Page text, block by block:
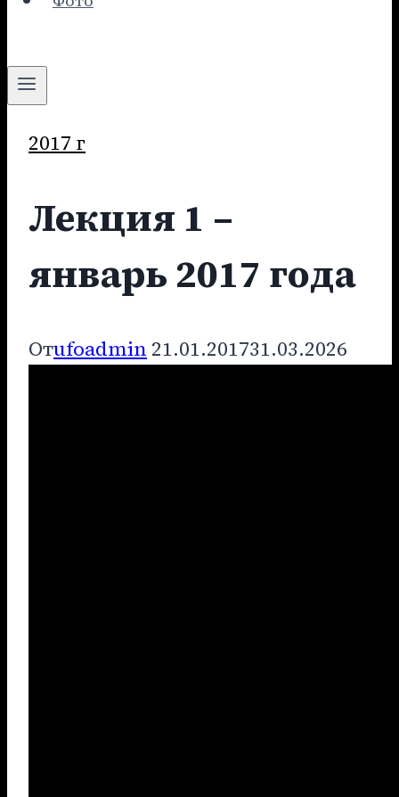
2017 г
Лекция 1 –
январь 2017 года
Отufoadmin 21.01.201731.03.2026